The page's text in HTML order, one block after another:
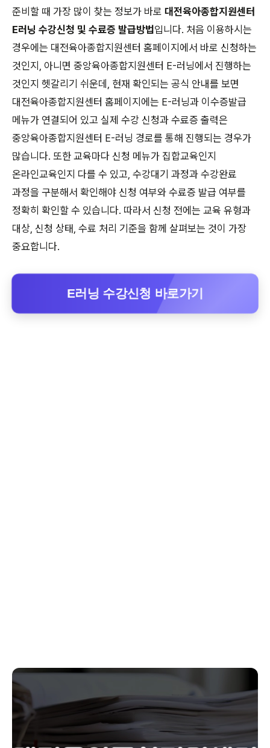
준비할 때 가장 많이 찾는 정보가 바로 대전육아종합지원센터
E러닝 수강신청 및 수료증 발급방법입니다. 처음 이용하시는
경우에는 대전육아종합지원센터 홈페이지에서 바로 신청하는
것인지, 아니면 중앙육아종합지원센터 E-러닝에서 진행하는
것인지 헷갈리기 쉬운데, 현재 확인되는 공식 안내를 보면
대전육아종합지원센터 홈페이지에는 E-러닝과 이수증발급
메뉴가 연결되어 있고 실제 수강 신청과 수료증 출력은
중앙육아종합지원센터 E-러닝 경로를 통해 진행되는 경우가
많습니다. 또한 교육마다 신청 메뉴가 집합교육인지
온라인교육인지 다를 수 있고, 수강대기 과정과 수강완료
과정을 구분해서 확인해야 신청 여부와 수료증 발급 여부를
정확히 확인할 수 있습니다. 따라서 신청 전에는 교육 유형과
대상, 신청 상태, 수료 처리 기준을 함께 살펴보는 것이 가장
중요합니다.
E러닝 수강신청 바로가기